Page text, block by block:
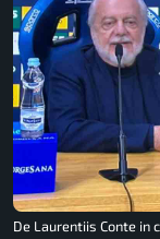
De Laurentiis Conte